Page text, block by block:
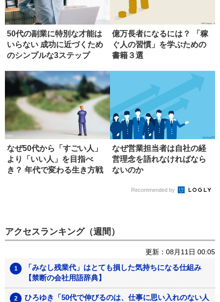
50代の副業に特別な才能は
いらない 成功に近づくため
のシンプルな3ステップ
億万長者になるには？ 「稼
ぐ人の習慣」を学ぶための
書籍３選
なぜ50代から「すごい人」
より「いい人」を目指べ
き？ 年代で変わる生き方戦
なぜ営業担当者は自社の経
営理念を語れなければなら
ないのか
Recommended by
アクセスランキング（週間）
更新：08月11日 00:05
「みなし残業代」はとても損した気持ちになる仕組み
【禁断の会社用語辞典】
ひろゆき「50代で伸びるのは、仕事に思い入れのない人